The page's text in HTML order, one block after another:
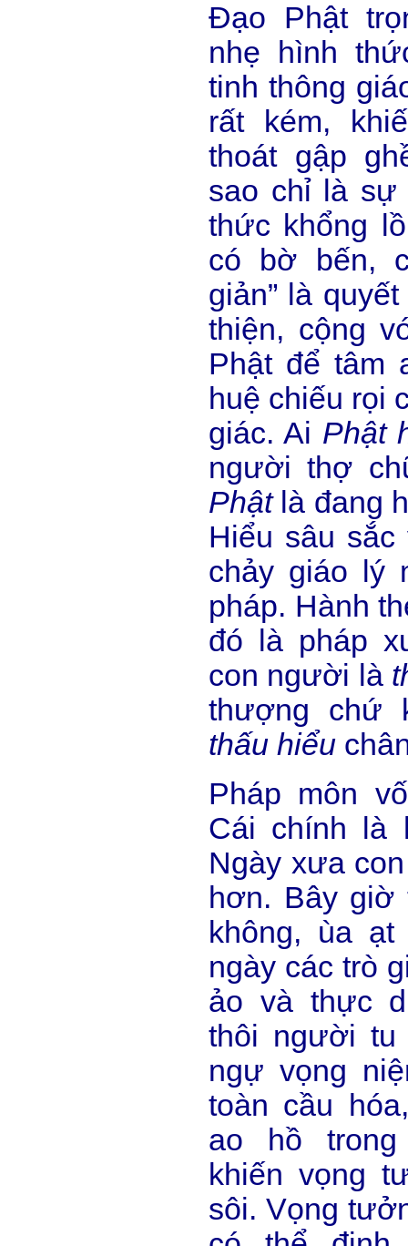
Đạo Phật
nhẹ hình
tinh thông
rất kém,
thoát gập
sao chỉ là sự
thức khổng
có bờ bến,
giản” là
thiện, cộng
Phật để tâm
huệ chiếu rọi
giác. Ai Phật
người thợ
Phậtlà đang
Hiểu sâu sắc
chảy giáo lý
pháp. Hành
đó là pháp
con người là
thượng chứ
thấu hiểu
Pháp môn
Cái chính là
Ngày xưa
hơn. Bây
không, ùa
ngày các trò
ảo và thực
thôi người tu
ngự vọng
toàn cầu
ao hồ
khiến vọng
sôi. Vọng